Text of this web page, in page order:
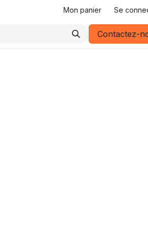
Mon panier Se
Contactez-